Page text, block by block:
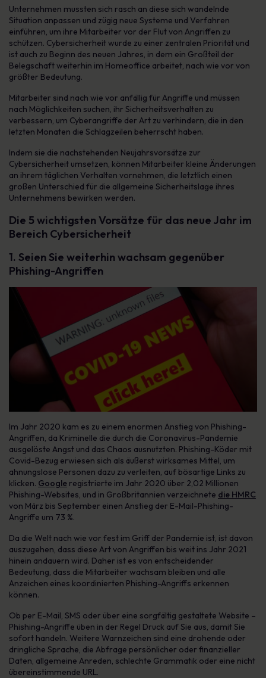
Unternehmen mussten sich rasch an diese sich wandelnde
Situation anpassen und zügig neue Systeme und Verfahren
einführen, um ihre Mitarbeiter vor der Flut von Angriffen zu
schützen. Cybersicherheit wurde zu einer zentralen Priorität und
ist auch zu Beginn des neuen Jahres, in dem ein Großteil der
Belegschaft weiterhin im Homeoffice arbeitet, nach wie vor von
größter Bedeutung.
Mitarbeiter sind nach wie vor anfällig für Angriffe und müssen
nach Möglichkeiten suchen, ihr Sicherheitsverhalten zu
verbessern, um Cyberangriffe der Art zu verhindern, die in den
letzten Monaten die Schlagzeilen beherrscht haben.
Indem sie die nachstehenden Neujahrsvorsätze zur
Cybersicherheit umsetzen, können Mitarbeiter kleine Änderungen
an ihrem täglichen Verhalten vornehmen, die letztlich einen
großen Unterschied für die allgemeine Sicherheitslage ihres
Unternehmens bewirken werden.
Die 5 wichtigsten Vorsätze für das neue Jahr im
Bereich Cybersicherheit
1. Seien Sie weiterhin wachsam gegenüber
Phishing-Angriffen
Im Jahr 2020 kam es zu einem enormen Anstieg von Phishing-
Angriffen, da Kriminelle die durch die Coronavirus-Pandemie
ausgelöste Angst und das Chaos ausnutzten. Phishing-Köder mit
Covid-Bezug erwiesen sich als äußerst wirksames Mittel, um
ahnungslose Personen dazu zu verleiten, auf bösartige Links zu
klicken. Google registrierte im Jahr 2020 über 2,02 Millionen
Phishing-Websites, und in Großbritannien verzeichnete die HMRC
von März bis September einen Anstieg der E-Mail-Phishing-
Angriffe um 73 %.
Da die Welt nach wie vor fest im Griff der Pandemie ist, ist davon
auszugehen, dass diese Art von Angriffen bis weit ins Jahr 2021
hinein andauern wird. Daher ist es von entscheidender
Bedeutung, dass die Mitarbeiter wachsam bleiben und alle
Anzeichen eines koordinierten Phishing-Angriffs erkennen
können.
Ob per E-Mail, SMS oder über eine sorgfältig gestaltete Website –
Phishing-Angriffe üben in der Regel Druck auf Sie aus, damit Sie
sofort handeln. Weitere Warnzeichen sind eine drohende oder
dringliche Sprache, die Abfrage persönlicher oder finanzieller
Daten, allgemeine Anreden, schlechte Grammatik oder eine nicht
übereinstimmende URL.